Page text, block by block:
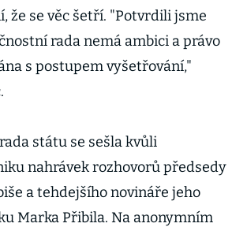
že se věc šetří. "Potvrdili jsme
rada nemá ambici a právo
s postupem vyšetřování,"
státu se sešla kvůli
nahrávek rozhovorů předsedy
a tehdejšího novináře jeho
Marka Přibila. Na anonymním